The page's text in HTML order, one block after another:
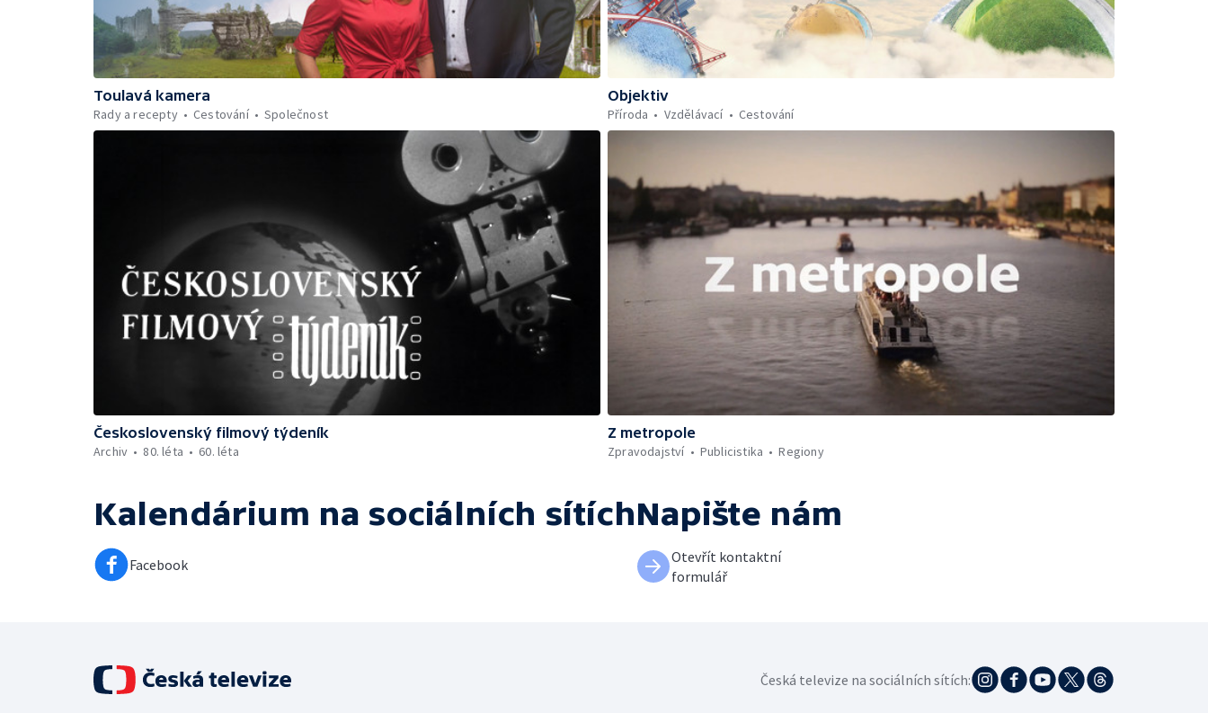
Toulavá kamera
Rady a recepty
Cestování Společnost
Objektiv
Příroda
Vzdělávací Cestování
Československý filmový týdeník
Archiv
80. léta 60. léta
Z metropole
Zpravodajství
Publicistika Regiony
Kalendárium na sociálních sítích
Facebook
Napište nám
Otevřít kontaktní
formulář
Česká televize na sociálních sítích: